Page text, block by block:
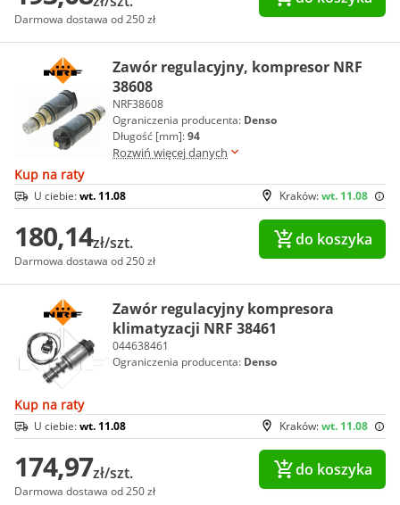
Darmowa dostawa od 250 zł
Zawór regulacyjny, kompresor NRF
38608
NRF38608
Ograniczenia producenta: Denso
Długość [mm]:94
Rozwiń więcej danych
Kup na raty
Kraków:wt. 11.08
U ciebie:wt. 11.08
180,14zł/szt.
Darmowa dostawa od 250 zł
do koszyka
Zawór regulacyjny kompresora
klimatyzacji NRF 38461
044638461
Ograniczenia producenta: Denso
Kup na raty
Kraków:wt. 11.08
U ciebie:wt. 11.08
174,97zł/szt.
Darmowa dostawa od 250 zł
do koszyka